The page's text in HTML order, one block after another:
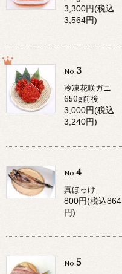
3,300円(税込
3,564円)
No.3
冷凍花咲ガニ
650g前後
3,000円(税込
3,240円)
No.4
真ほっけ
800円(税込864
円)
No.5